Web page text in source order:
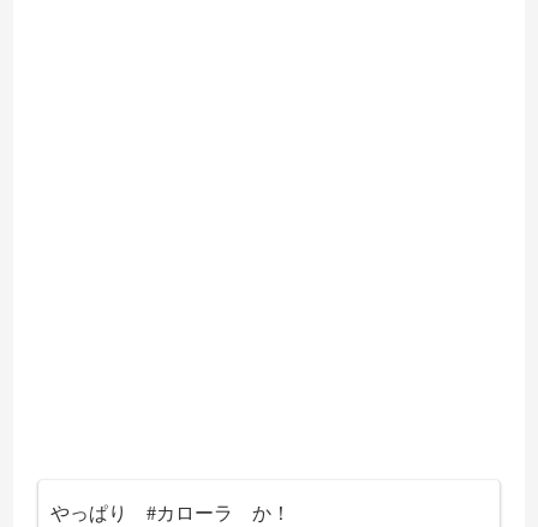
やっぱり#カローラ か！